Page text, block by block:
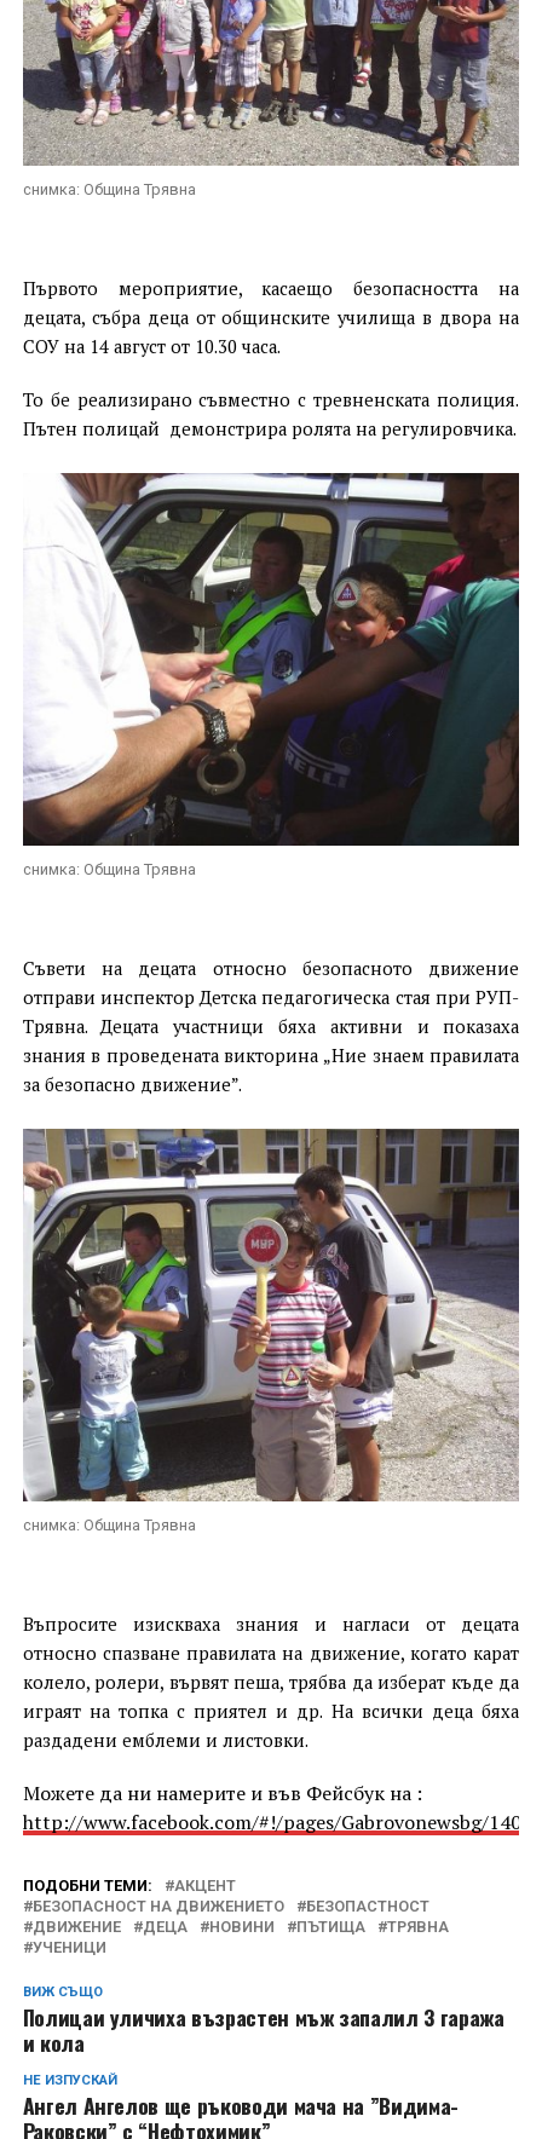
снимка: Община Трявна
Първото мероприятие, касаещо безопасността на
децата, събра деца от общинските училища в двора на
СОУ на 14 август от 10.30 часа.
То бе реализирано съвместно с тревненската полиция.
Пътен полицай демонстрира ролята на регулировчика.
снимка: Община Трявна
Съвети на децата относно безопасното движение
отправи инспектор Детска педагогическа стая при РУП-
Трявна. Децата участници бяха активни и показаха
знания в проведената викторина „Ние знаем правилата
за безопасно движение”.
снимка: Община Трявна
Въпросите изискваха знания и нагласи от децата
относно спазване правилата на движение, когато карат
колело, ролери, вървят пеша, трябва да изберат къде да
играят на топка с приятел и др. На всички деца бяха
раздадени емблеми и листовки.
Можете да ни намерите и във Фейсбук на :
http://www.facebook.com/#!/pages/Gabrovonewsbg/
ПОДОБНИ ТЕМИ:
АКЦЕНТ
БЕЗОПАСНОСТ НА ДВИЖЕНИЕТО
БЕЗОПАСТНОСТ
ДВИЖЕНИЕ
ДЕЦА НОВИНИ ПЪТИЩА
ТРЯВНА
УЧЕНИЦИ
ВИЖ СЪЩО
Полицаи уличиха възрастен мъж запалил 3 гаража
и кола
НЕ ИЗПУСКАЙ
Ангел Ангелов ще ръководи мача на ”Видима-
Раковски” с “Нефтохимик”